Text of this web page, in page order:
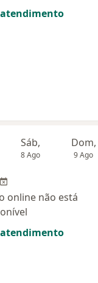
Sáb,
8 Ago
Dom,
9 Ago
online não está